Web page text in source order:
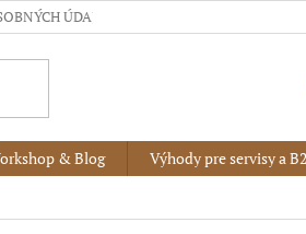
ÚDAJOV
& Blog Výhody pre servisy a